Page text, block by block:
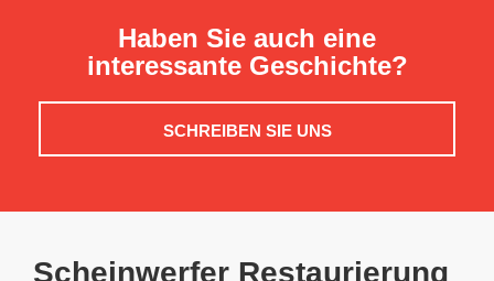
Haben Sie auch eine
interessante Geschichte?
SCHREIBEN SIE UNS
Scheinwerfer Restaurierung